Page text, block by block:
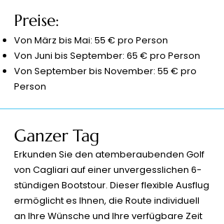
Preise:
Von März bis Mai: 55 € pro Person
Von Juni bis September: 65 € pro Person
Von September bis November: 55 € pro
Person
Ganzer Tag
Erkunden Sie den atemberaubenden Golf
von Cagliari auf einer unvergesslichen 6-
stündigen Bootstour. Dieser flexible Ausflug
ermöglicht es Ihnen, die Route individuell
an Ihre Wünsche und Ihre verfügbare Zeit